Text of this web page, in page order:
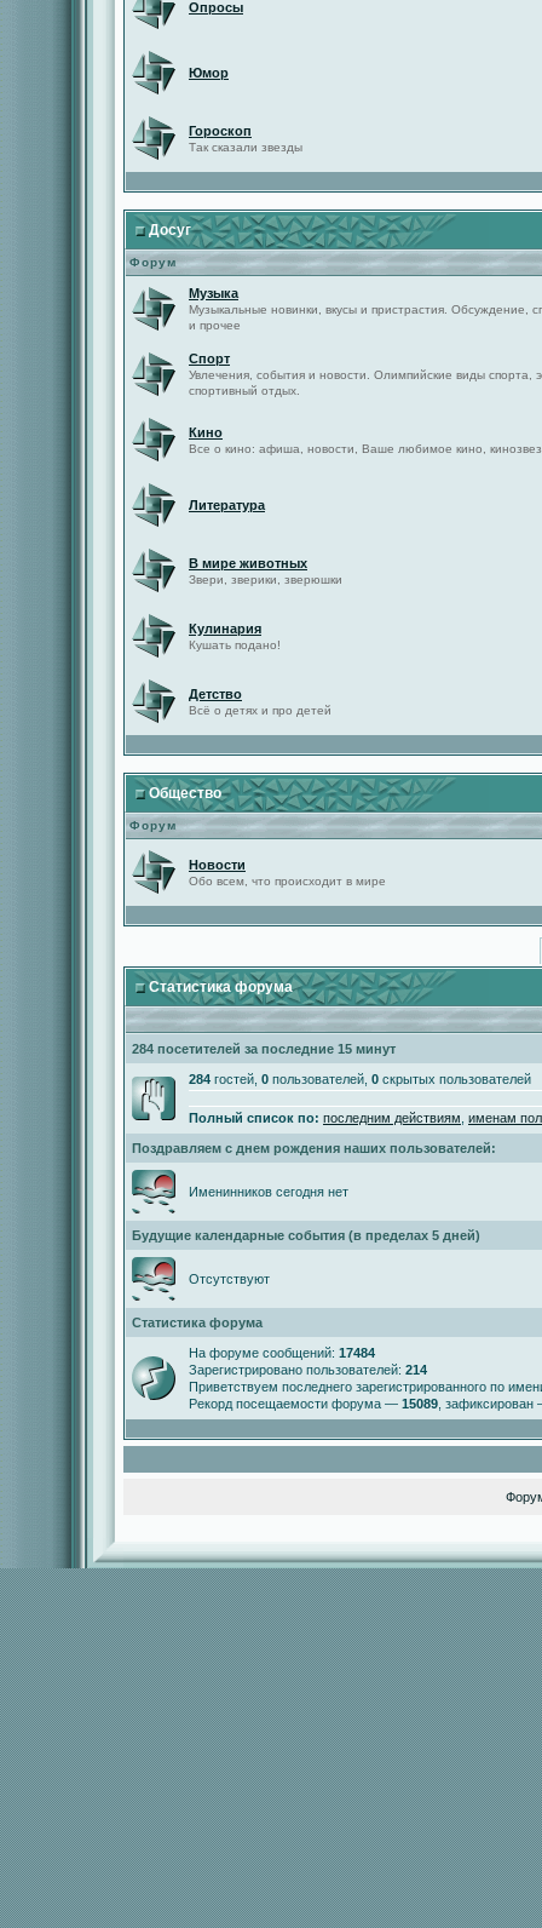
Опросы
Юмор
Гороскоп
Так сказали звезды
Досуг
Форум
Музыка
Музыкальные новинки, вкусы и пристрастия. Обсуждение,
и прочее
Спорт
Увлечения, события и новости. Олимпийские виды спорта,
спортивный отдых.
Кино
Все о кино: афиша, новости, Ваше любимое кино,
Литература
В мире животных
Звери, зверики, зверюшки
Кулинария
Кушать подано!
Детство
Всё о детях и про детей
Общество
Форум
Новости
Обо всем, что происходит в мире
Статистика форума
284 посетителей за последние 15 минут
284 гостей, 0 пользователей, 0 скрытых пользователей
Полный список по: последним действиям именам
Поздравляем с днем рождения наших пользователей:
Именинников сегодня нет
Будущие календарные события (в пределах 5 дней)
Отсутствуют
Статистика форума
На форуме сообщений: 17484
Зарегистрировано пользователей: 214
Приветствуем последнего зарегистрированного по
Рекорд посещаемости форума — 15089 ,